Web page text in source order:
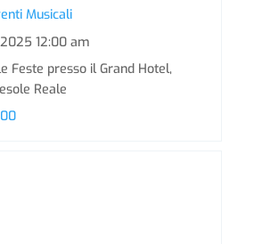
Musicali
12:00 am
Feste presso il Grand Hotel,
Reale